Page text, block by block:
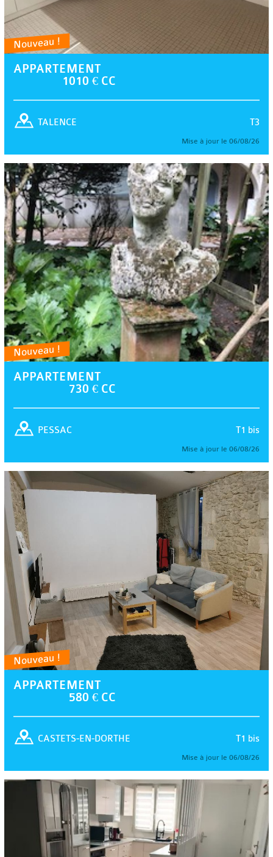
Nouveau !
APPARTEMENT
1010 € CC
T3
TALENCE
Mise à jour le 06/08/26
Nouveau !
APPARTEMENT
730 € CC
T1 bis
PESSAC
Mise à jour le 06/08/26
Nouveau !
APPARTEMENT
580 € CC
T1 bis
CASTETS-EN-DORTHE
Mise à jour le 06/08/26